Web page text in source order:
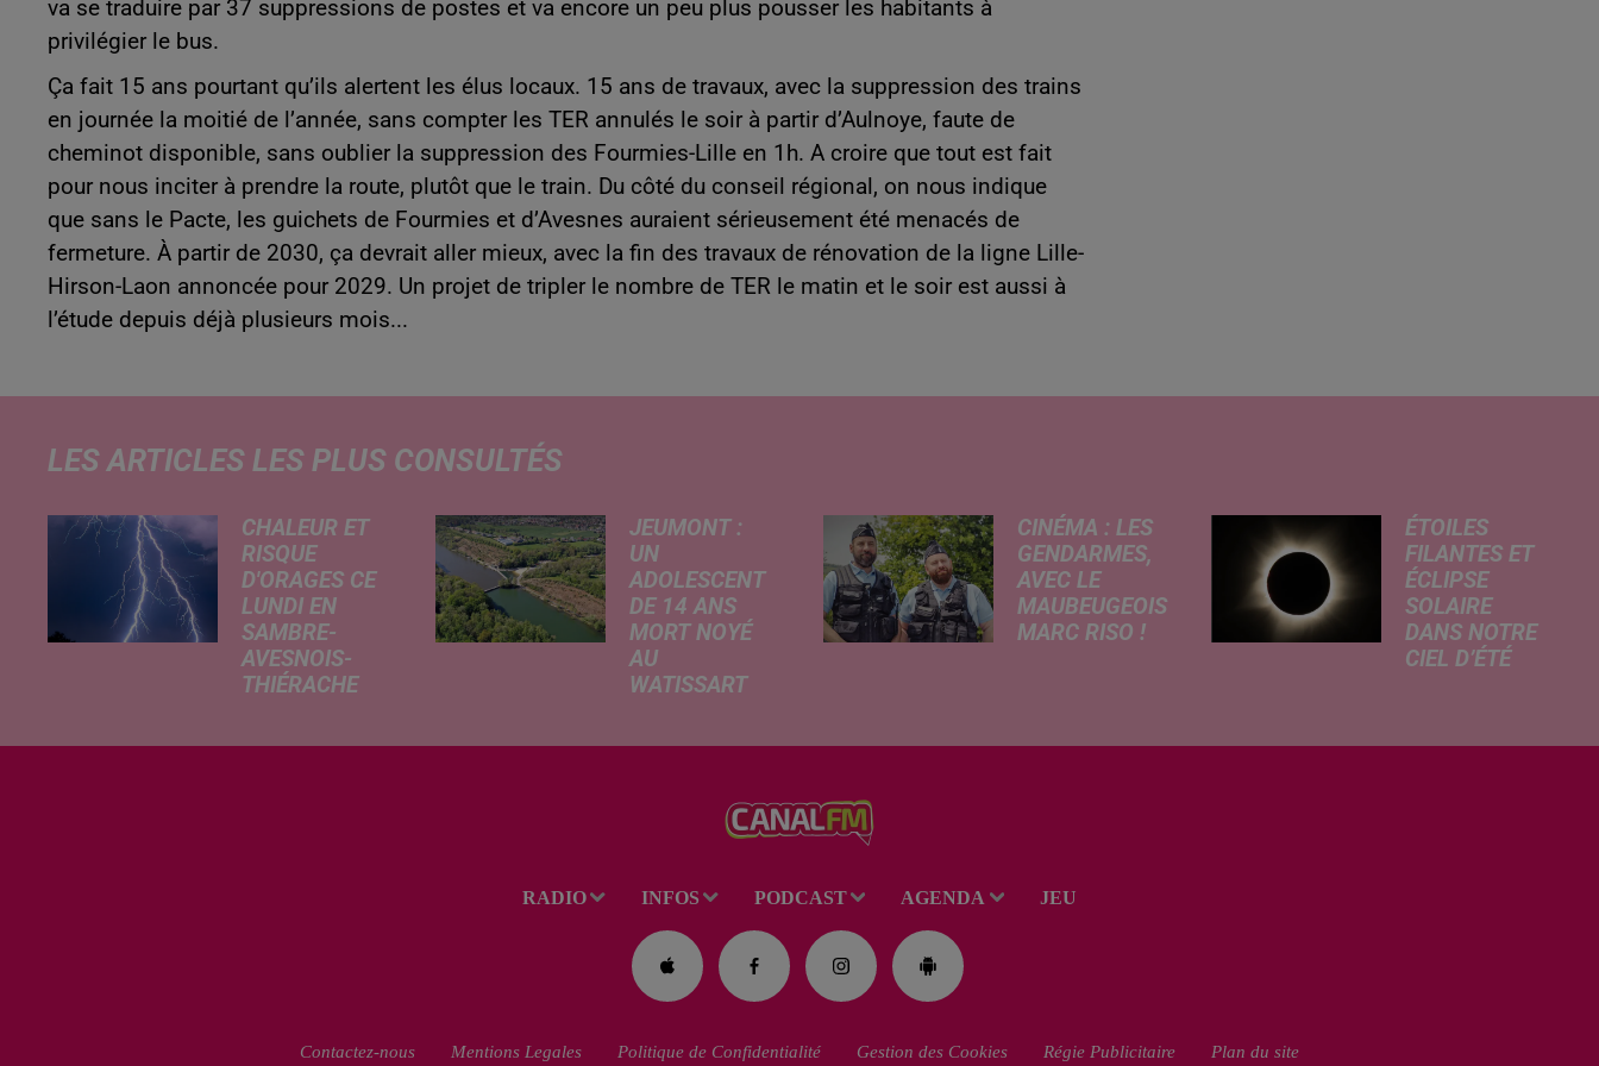
va se traduire par 37 suppressions de postes et va encore un peu plus pousser les habitants à
privilégier le bus.
Ça fait 15 ans pourtant qu’ils alertent les élus locaux. 15 ans de travaux, avec la suppression des trains
en journée la moitié de l’année, sans compter les TER annulés le soir à partir d’Aulnoye, faute de
cheminot disponible, sans oublier la suppression des Fourmies-Lille en 1h. A croire que tout est fait
pour nous inciter à prendre la route, plutôt que le train. Du côté du conseil régional, on nous indique
que sans le Pacte, les guichets de Fourmies et d’Avesnes auraient sérieusement été menacés de
fermeture. À partir de 2030, ça devrait aller mieux, avec la fin des travaux de rénovation de la ligne Lille-
Hirson-Laon annoncée pour 2029. Un projet de tripler le nombre de TER le matin et le soir est aussi à
l’étude depuis déjà plusieurs mois...
LES ARTICLES LES PLUS CONSULTÉS
CHALEUR ET
RISQUE
D'ORAGES CE
LUNDI EN
SAMBRE-
AVESNOIS-
THIÉRACHE
JEUMONT :
UN
ADOLESCENT
DE 14 ANS
MORT NOYÉ
AU
WATISSART
lundi par nos
confrères de La
perdu la vie dans
le plan d'eau de
la base de loisirs
du...
CINÉMA : LES
GENDARMES,
AVEC LE
MAUBEUGEOIS
MARC RISO !
de la célèbre bande
cinéma. À cette
ÉTOILES
FILANTES ET
ÉCLIPSE
SOLAIRE
DANS NOTRE
CIEL D’ÉTÉ
exceptionnel qui
RADIO INFOS PODCAST AGENDA JEU
Contactez-nous Mentions Legales Politique de Confidentialité Gestion des Cookies Régie Publicitaire Plan du site